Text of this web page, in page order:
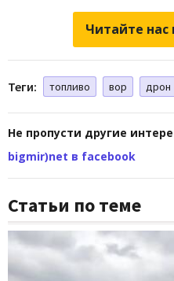
Читайте нас
Теги: топливо вор дрон
Не пропусти другие
bigmir)net в facebook
Статьи по теме